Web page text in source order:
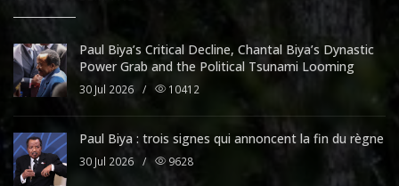
Paul Biya’s Critical Decline, Chantal Biya’s Dynastic
Power Grab and the Political Tsunami Looming
30 Jul 2026 / 10412
Paul Biya : trois signes qui annoncent la fin du règne
30 Jul 2026 / 9628